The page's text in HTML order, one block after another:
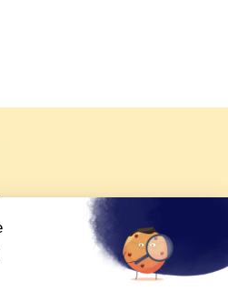
d'été 2026 de KTO